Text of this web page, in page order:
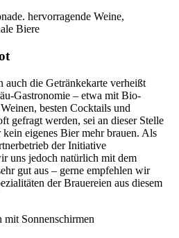
die Getränkekarte verheißt
Gastronomie – etwa mit Bio-
besten Cocktails und
gefragt werden, sei an dieser Stelle
eigenes Bier mehr brauen. Als
der Initiative
uns jedoch natürlich mit dem
gut aus – gerne empfehlen wir
der Brauereien aus diesem